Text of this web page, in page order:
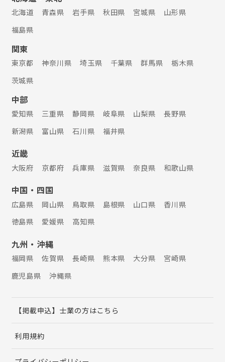
北海道 青森県 岩手県 秋田県 宮城県
山形県
福島県
関東
東京都 神奈川県 埼玉県 千葉県 群馬県
栃木県
茨城県
中部
愛知県 三重県 静岡県 岐阜県 山梨県
長野県
新潟県
富山県 石川県 福井県
近畿
大阪府 京都府 兵庫県 滋賀県 奈良県 和歌山県
中国・四国
広島県 岡山県 鳥取県 島根県 山口県
香川県
徳島県
愛媛県 高知県
九州・沖縄
福岡県 佐賀県 長崎県 熊本県 大分県
宮崎県
鹿児島県
沖縄県
【掲載申込】士業の方はこちら
利用規約